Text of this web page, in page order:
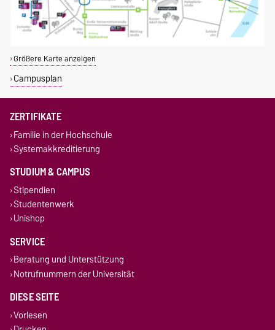
Größere Karte anzeigen
Campusplan
ZERTIFIKATE
Familie in der Hochschule
Systemakkreditierung
STUDIUM & CAMPUS
Stipendien
Studentenwerk
Unishop
SERVICE
Beratung und Unterstützung
Notrufnummern der Universität
DIESE SEITE
Vorlesen